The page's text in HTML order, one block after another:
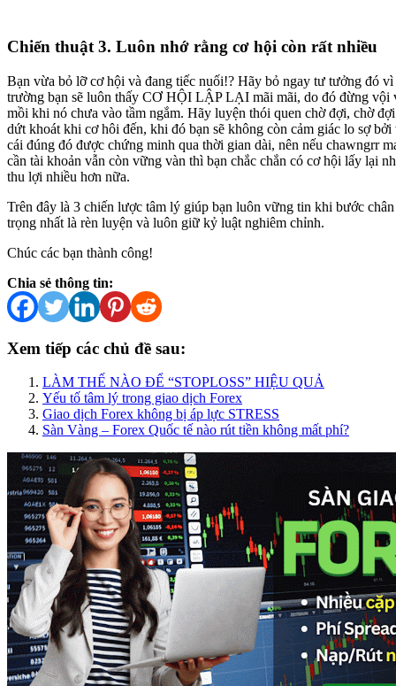
Chiến thuật 3. Luôn nhớ rằng cơ hội còn rất nhiều
Bạn vừa bỏ lỡ cơ hội và đang tiếc nuối!? Hãy bỏ ngay tư tưởng đó
trường bạn sẽ luôn thấy CƠ HỘI LẬP LẠI mãi mãi, do đó đừng vội
mồi khi nó chưa vào tầm ngắm. Hãy luyện thói quen chờ đợi, chờ
dứt khoát khi cơ hôi đến, khi đó bạn sẽ không còn cảm giác lo sợ
cái đúng đó được chứng minh qua thời gian dài, nên nếu chawngrr
cần tài khoản vẫn còn vững vàn thì bạn chắc chắn có cơ hội lấy lại
thu lợi nhiều hơn nữa.
Trên đây là 3 chiến lược tâm lý giúp bạn luôn vững tin khi bước
trọng nhất là rèn luyện và luôn giữ kỷ luật nghiêm chỉnh.
Chúc các bạn thành công!
Chia sẻ thông tin:
Xem tiếp các chủ đề sau:
LÀM THẾ NÀO ĐỂ “STOPLOSS” HIỆU QUẢ
Yếu tố tâm lý trong giao dịch Forex
Giao dịch Forex không bị áp lực STRESS
Sàn Vàng – Forex Quốc tế nào rút tiền không mất phí?